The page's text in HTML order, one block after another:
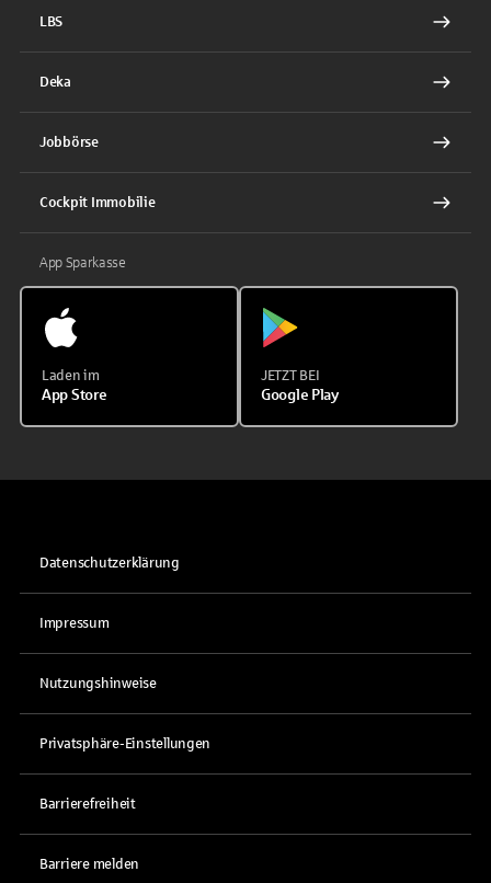
LBS
Deka
Jobbörse
Cockpit Immobilie
App Sparkasse
Laden im
App Store
JETZT BEI
Google Play
Datenschutzerklärung
Impressum
Nutzungshinweise
Privatsphäre-Einstellungen
Barrierefreiheit
Barriere melden